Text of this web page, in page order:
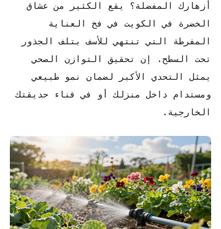
أزهارك المفضلة؟ يقع الكثير من عشاق
الخضرة في الكويت في فخ العناية
المفرطة التي تنتهي للأسف بتلف الجذور
تحت السطح. إن تحقيق التوازن الصحي
يمثل التحدي الأكبر لضمان نمو طبيعي
ومستدام داخل منزلك أو في فناء حديقتك
الخارجية.